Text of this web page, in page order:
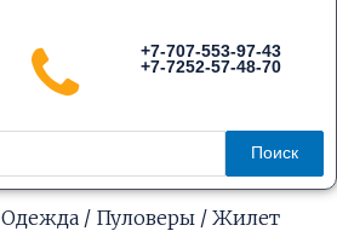
+7-707-553-97-43
+7-7252-57-48-70
Поиск
Одежда / Пуловеры / Жилет